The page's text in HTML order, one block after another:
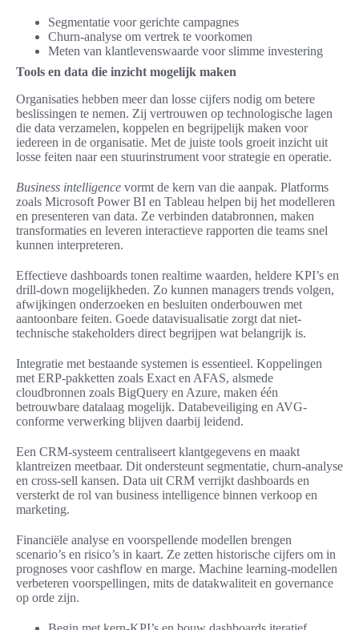
Segmentatie voor gerichte campagnes
Churn-analyse om vertrek te voorkomen
Meten van klantlevenswaarde voor slimme investering
Tools en data die inzicht mogelijk maken
Organisaties hebben meer dan losse cijfers nodig om betere
beslissingen te nemen. Zij vertrouwen op technologische lagen
die data verzamelen, koppelen en begrijpelijk maken voor
iedereen in de organisatie. Met de juiste tools groeit inzicht uit
losse feiten naar een stuurinstrument voor strategie en operatie.
Business intelligence vormt de kern van die aanpak. Platforms
zoals Microsoft Power BI en Tableau helpen bij het modelleren
en presenteren van data. Ze verbinden databronnen, maken
transformaties en leveren interactieve rapporten die teams snel
kunnen interpreteren.
Effectieve dashboards tonen realtime waarden, heldere KPI’s en
drill-down mogelijkheden. Zo kunnen managers trends volgen,
afwijkingen onderzoeken en besluiten onderbouwen met
aantoonbare feiten. Goede datavisualisatie zorgt dat niet-
technische stakeholders direct begrijpen wat belangrijk is.
Integratie met bestaande systemen is essentieel. Koppelingen
met ERP-pakketten zoals Exact en AFAS, alsmede
cloudbronnen zoals BigQuery en Azure, maken één
betrouwbare datalaag mogelijk. Databeveiliging en AVG-
conforme verwerking blijven daarbij leidend.
Een CRM-systeem centraliseert klantgegevens en maakt
klantreizen meetbaar. Dit ondersteunt segmentatie, churn-analyse
en cross-sell kansen. Data uit CRM verrijkt dashboards en
versterkt de rol van business intelligence binnen verkoop en
marketing.
Financiële analyse en voorspellende modellen brengen
scenario’s en risico’s in kaart. Ze zetten historische cijfers om in
prognoses voor cashflow en marge. Machine learning-modellen
verbeteren voorspellingen, mits de datakwaliteit en governance
op orde zijn.